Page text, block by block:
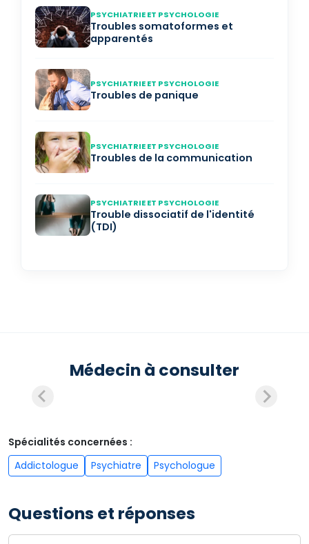
PSYCHIATRIE ET PSYCHOLOGIE
Troubles somatoformes et
apparentés
PSYCHIATRIE ET PSYCHOLOGIE
Troubles de panique
PSYCHIATRIE ET PSYCHOLOGIE
Troubles de la communication
PSYCHIATRIE ET PSYCHOLOGIE
Trouble dissociatif de l'identité
(TDI)
Médecin à consulter
Spécialités concernées :
Addictologue
Psychiatre Psychologue
Questions et réponses